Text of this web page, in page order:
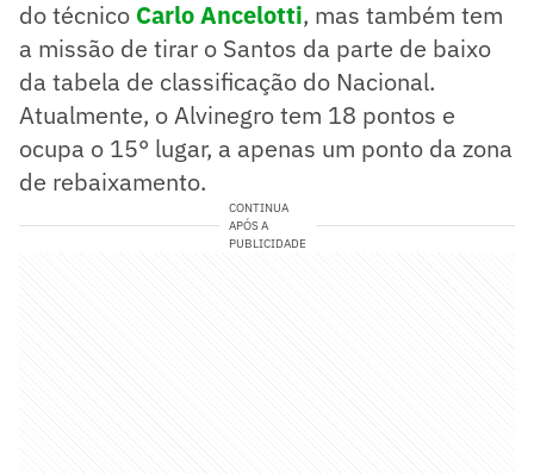
do técnico Carlo Ancelotti, mas também tem
a missão de tirar o Santos da parte de baixo
da tabela de classificação do Nacional.
Atualmente, o Alvinegro tem 18 pontos e
ocupa o 15° lugar, a apenas um ponto da zona
de rebaixamento.
CONTINUA
APÓS A
PUBLICIDADE